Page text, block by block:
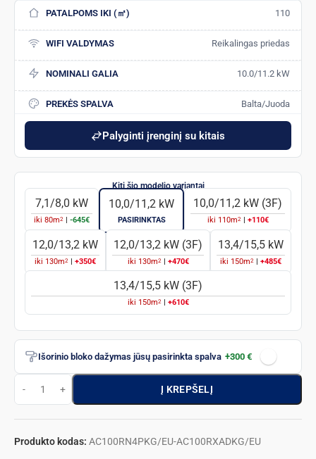
PATALPOMS IKI (㎡) 110
WIFI VALDYMAS Reikalingas priedas
NOMINALI GALIA 10.0/11.2 kW
PREKĖS SPALVA Balta/Juoda
Palyginti įrenginį su kitais
7,1/8,0 kW
iki 80m2 -645€
10,0/11,2 kW
PASIRINKTAS
10,0/11,2 kW (3F)
iki 110m2 +110€
12,0/13,2 kW
iki 130m2 +350€
12,0/13,2 kW (3F)
iki 130m2 +470€
13,4/15,5 kW
iki 150m2 +485€
13,4/15,5 kW (3F)
iki 150m2 +610€
Išorinio bloko dažymas jūsų pasirinkta spalva +300 €
Į KREPŠELĮ
Produkto kodas: AC100RN4PKG/EU-AC100RXADKG/EU